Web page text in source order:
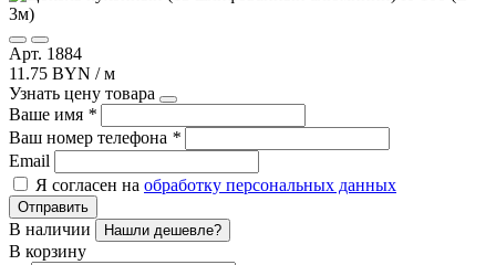
Арт. 1884
11.75 BYN / м
Узнать цену товара
Ваше имя *
Ваш номер телефона *
Email
Я согласен на обработку персональных данных
Отправить
В наличии Нашли дешевле?
В корзину